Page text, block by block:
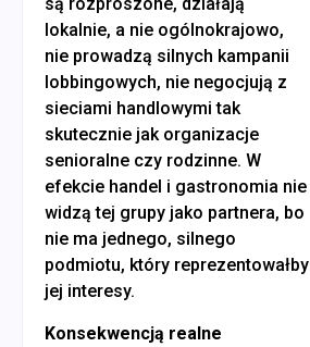
są rozproszone, działają
lokalnie, a nie ogólnokrajowo,
nie prowadzą silnych kampanii
lobbingowych, nie negocjują z
sieciami handlowymi tak
skutecznie jak organizacje
senioralne czy rodzinne. W
efekcie handel i gastronomia nie
widzą tej grupy jako partnera, bo
nie ma jednego, silnego
podmiotu, który reprezentowałby
jej interesy.
Konsekwencją realne